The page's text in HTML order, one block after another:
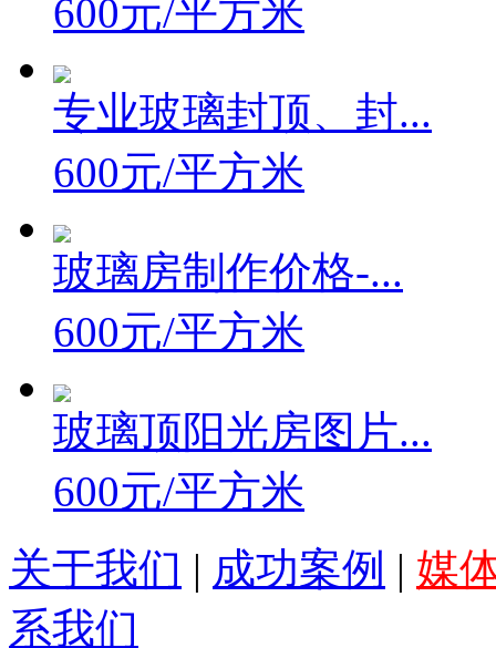
600元/平方米
专业玻璃封顶、封...
600元/平方米
玻璃房制作价格-...
600元/平方米
玻璃顶阳光房图片...
600元/平方米
关于我们 | 成功案例 | 媒
系我们